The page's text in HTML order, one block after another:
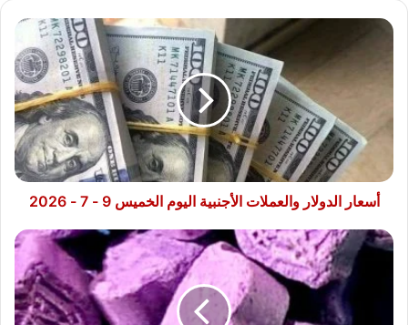
أسعار
والعملات
الأجنبية
الخميس
9
7
أسعار الدولار والعملات الأجنبية اليوم الخميس 9 - 7 - 2026
السجن